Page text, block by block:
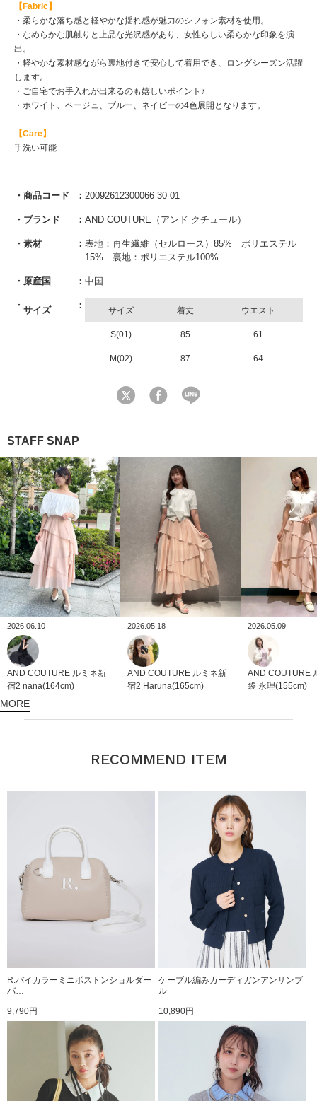
商品コード 20092612300066 30 01
ブランド AND COUTURE（アンド クチュール）
素材
表地：再生繊維（セルロース）85% ポリエステル
15% 裏地：ポリエステル100%
原産国 中国
サイズ サイズ 着丈 ウエスト
S(01) 85 61
M(02) 87 64
STAFF SNAP
2026.06.10
AND COUTURE ルミネ新
宿2 nana(164cm)
2026.05.18
AND COUTURE ルミネ新
宿2 Haruna(165cm)
2026.05.09
AND COUTURE
袋 永理(155cm)
MORE
【Fabric】
・柔らかな落ち感と軽やかな揺れ感が魅力のシフォン素材を使用。
・なめらかな肌触りと上品な光沢感があり、女性らしい柔らかな印象を演
出。
・軽やかな素材感ながら裏地付きで安心して着用でき、ロングシーズン活躍
します。
・ご自宅でお手入れが出来るのも嬉しいポイント♪
・ホワイト、ベージュ、ブルー、ネイビーの4色展開となります。
【Care】
手洗い可能
RECOMMEND ITEM
R.バイカラーミニボストンショルダー
バ…
9,790円
ケーブル編みカーディガンアンサンブ
ル
10,890円